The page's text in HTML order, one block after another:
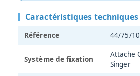
Caractéristiques techniques
Référence 44/75/
Système de fixation
Attache
Singer